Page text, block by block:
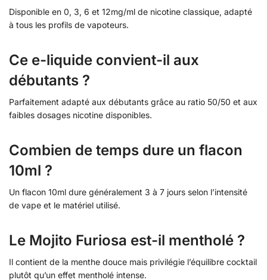
Disponible en 0, 3, 6 et 12mg/ml de nicotine classique, adapté
à tous les profils de vapoteurs.
Ce e-liquide convient-il aux
débutants ?
Parfaitement adapté aux débutants grâce au ratio 50/50 et aux
faibles dosages nicotine disponibles.
Combien de temps dure un flacon
10ml ?
Un flacon 10ml dure généralement 3 à 7 jours selon l’intensité
de vape et le matériel utilisé.
Le Mojito Furiosa est-il mentholé ?
Il contient de la menthe douce mais privilégie l’équilibre cocktail
plutôt qu’un effet mentholé intense.